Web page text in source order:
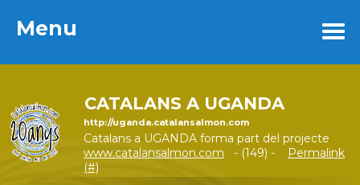
Menu
CATALANS A UGANDA
http://uganda.catalansalmon.com
Catalans a UGANDA forma part del projecte
www.catalansalmon.com - (149) -
Permalink
(#)
Menu